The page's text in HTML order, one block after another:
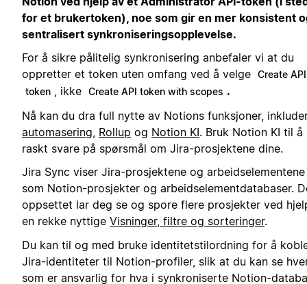
for et brukertoken), noe som gir en mer konsistent
sentralisert synkroniseringsopplevelse.
For å sikre pålitelig synkronisering anbefaler vi at du
oppretter et token uten omfang ved å velge Create API
token , ikke Create API token with scopes .
Nå kan du dra full nytte av Notions funksjoner,
automasering Rollup og Notion KI. Bruk Notion KI til å
raskt svare på spørsmål om Jira-prosjektene dine.
Jira Sync viser Jira-prosjektene og
som Notion-prosjekter og arbeidselementdatabaser.
oppsettet lar deg se og spore flere prosjekter ved
en rekke nyttige Visninger, filtre og sorteringer.
Du kan til og med bruke identitetstilordning for å
Jira-identiteter til Notion-profiler, slik at du kan se
som er ansvarlig for hva i synkroniserte Notion-